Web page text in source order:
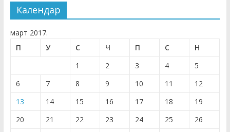
Календар
март 2017.
П
У С Ч П С
Н
1
2 3 4
5
6
7 8 9 10 11
12
13
14 15 16 17 18
19
20
21 22 23 24 25
26